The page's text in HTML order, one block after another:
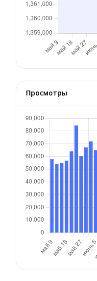
Просмотры